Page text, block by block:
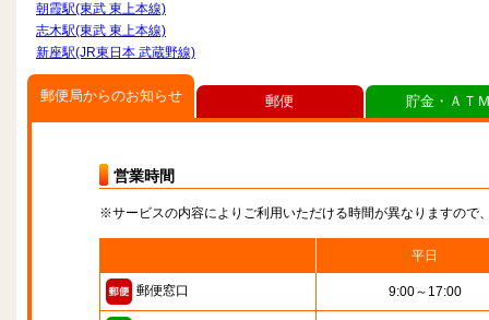
朝霞駅(東武 東上本線)
志木駅(東武 東上本線)
新座駅(JR東日本 武蔵野線)
郵便局からのお知らせ
営業時間
※サービスの内容によりご利用いただける時間が異なりますので
平日
郵便窓口 9:00～17:00
郵便 貯金・ＡＴ